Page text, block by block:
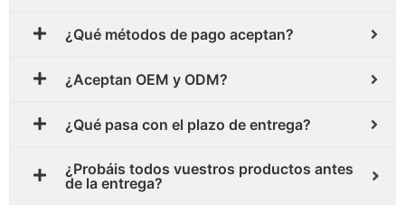
¿Qué métodos de pago aceptan?
¿Aceptan OEM y ODM?
¿Qué pasa con el plazo de entrega?
¿Probáis todos vuestros productos antes
de la entrega?